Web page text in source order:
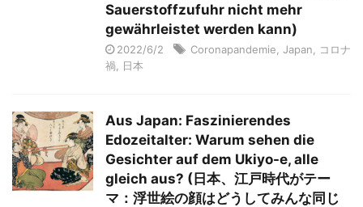
Sauerstoffzufuhr nicht mehr
gewährleistet werden kann)
2022/6/2 Coronapandemie Japan
コロナ
禍
日本
Aus Japan: Faszinierendes
Edozeitalter: Warum sehen die
Gesichter auf dem Ukiyo-e, alle
gleich aus? (日本、江戸時代がテー
マ：浮世絵の顔はどうしてみんな同じ